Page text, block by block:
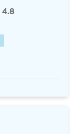
4.8